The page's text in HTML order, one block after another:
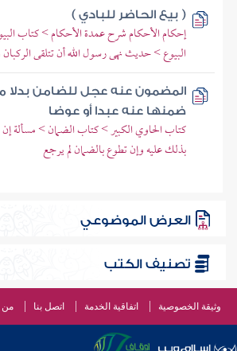
( بيع الحاضر للبادي )
إحكام الأحكام شرح عمدة الأحكام > كتاب
البيوع > حديث نهى رسول الله أن تتلقى
المضمون عنه عجل للضامن بدلا
ضمنها عنه عبدا أو عوضا
كتاب الحاوي الكبير > كتاب الضمان > مسألة
بذلك عليه وإن تطوع بالضمان لم يرجع
العرض الموضوعي
تصنيف الكتب
وثيقة الخصوصية اتفاقية الخدمة اتصل بنا من